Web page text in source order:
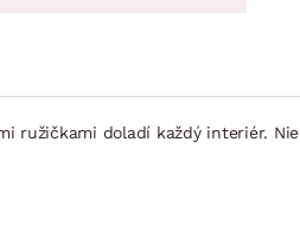
ružičkami doladí každý interiér.